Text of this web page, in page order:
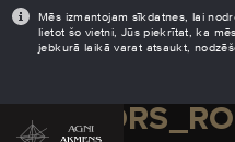
Mēs izmantojam sīkdatnes, lai
lietot šo vietni, Jūs piekrītat, ka
jebkurā laikā varat atsaukt,